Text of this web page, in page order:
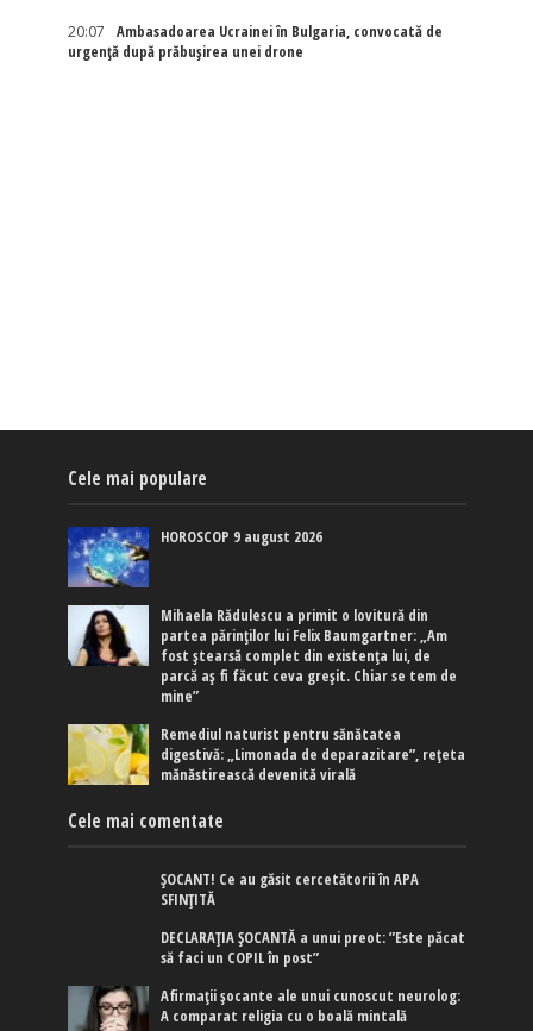
20:07
Ambasadoarea Ucrainei în Bulgaria, convocată de
urgență după prăbușirea unei drone
Cele mai populare
HOROSCOP 9 august 2026
Mihaela Rădulescu a primit o lovitură din
partea părinților lui Felix Baumgartner: „Am
fost ștearsă complet din existența lui, de
parcă aș fi făcut ceva greșit. Chiar se tem de
mine”
Remediul naturist pentru sănătatea
digestivă: „Limonada de deparazitare”, rețeta
mănăstirească devenită virală
Cele mai comentate
ȘOCANT! Ce au găsit cercetătorii în APA
SFINȚITĂ
DECLARAȚIA ȘOCANTĂ a unui preot: ”Este păcat
să faci un COPIL în post”
Afirmaţii şocante ale unui cunoscut neurolog:
A comparat religia cu o boală mintală